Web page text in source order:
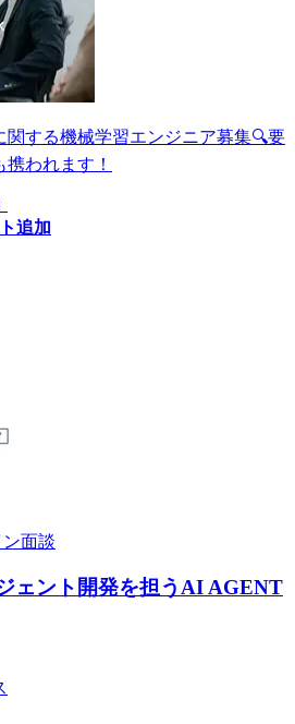
関する機械学習エンジニア募集🔍要
われます！
追加
面談
ェント開発を担うAI AGENT